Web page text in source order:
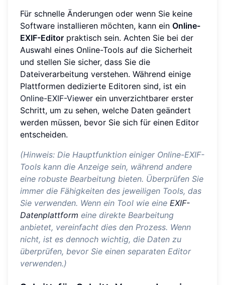
Für schnelle Änderungen oder wenn Sie keine
Software installieren möchten, kann ein Online-
EXIF-Editor praktisch sein. Achten Sie bei der
Auswahl eines Online-Tools auf die Sicherheit
und stellen Sie sicher, dass Sie die
Dateiverarbeitung verstehen. Während einige
Plattformen dedizierte Editoren sind, ist ein
Online-EXIF-Viewer ein unverzichtbarer erster
Schritt, um zu sehen, welche Daten geändert
werden müssen, bevor Sie sich für einen Editor
entscheiden.
(Hinweis: Die Hauptfunktion einiger Online-EXIF-
Tools kann die Anzeige sein, während andere
eine robuste Bearbeitung bieten. Überprüfen Sie
immer die Fähigkeiten des jeweiligen Tools, das
Sie verwenden. Wenn ein Tool wie eine EXIF-
Datenplattform eine direkte Bearbeitung
anbietet, vereinfacht dies den Prozess. Wenn
nicht, ist es dennoch wichtig, die Daten zu
überprüfen, bevor Sie einen separaten Editor
verwenden.)